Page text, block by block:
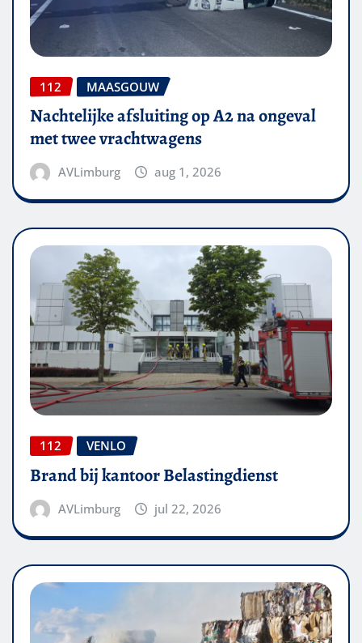
112 MAASGOUW
Nachtelijke afsluiting op A2 na ongeval
met twee vrachtwagens
AVLimburg aug 1, 2026
112 VENLO
Brand bij kantoor Belastingdienst
AVLimburg jul 22, 2026